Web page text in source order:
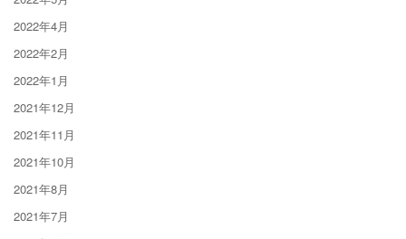
2022年4月
2022年2月
2022年1月
2021年12月
2021年11月
2021年10月
2021年8月
2021年7月